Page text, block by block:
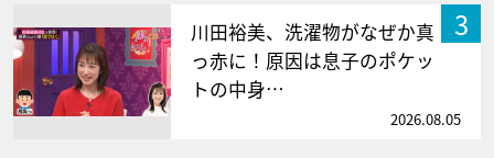
3
川田裕美、洗濯物がなぜか真
っ赤に！原因は息子のポケッ
トの中身…
2026.08.05